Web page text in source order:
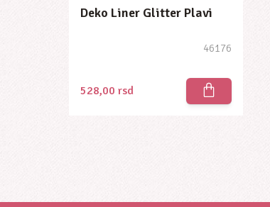
Deko Liner Glitter Plavi
46176
528,00 rsd